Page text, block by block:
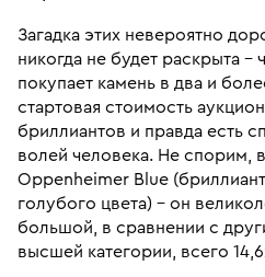
Загадка этих невероятно
никогда не будет раскрыта –
покупает камень в два и
стартовая стоимость
бриллиантов и правда есть
волей человека. Не спорим,
Oppenheimer Blue
голубого цвета) – он
большой, в сравнении с
высшей категории, всего